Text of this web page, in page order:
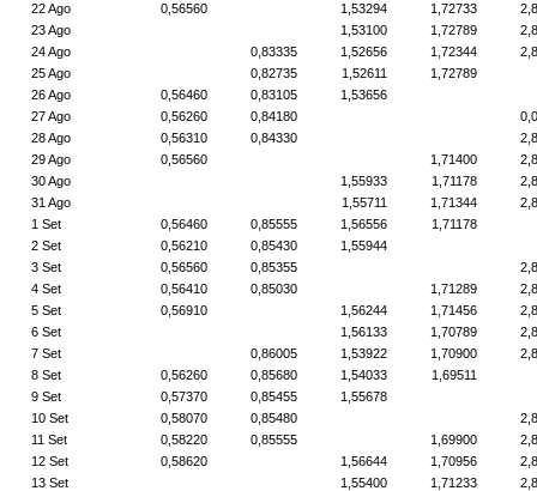
22 Ago
0,56560 1,53294 1,72733
23 Ago
1,53100 1,72789
24 Ago
0,83335 1,52656 1,72344
25 Ago
0,82735 1,52611
1,72789
26 Ago
0,56460 0,83105
1,53656
27 Ago
0,56260 0,84180
28 Ago
0,56310 0,84330
29 Ago
0,56560 1,71400
30 Ago
1,55933 1,71178
31 Ago
1,55711 1,71344
1 Set
0,56460 0,85555 1,56556
1,71178
2 Set
0,56210 0,85430
1,55944
3 Set
0,56560 0,85355
4 Set
0,56410 0,85030 1,71289
5 Set
0,56910 1,56244 1,71456
6 Set
1,56133 1,70789
7 Set
0,86005 1,53922 1,70900
8 Set
0,56260 0,85680 1,54033
1,69511
9 Set
0,57370 0,85455
1,55678
10 Set
0,58070 0,85480
11 Set
0,58220 0,85555 1,69900
12 Set
0,58620 1,56644 1,70956
13 Set
1,55400 1,71233